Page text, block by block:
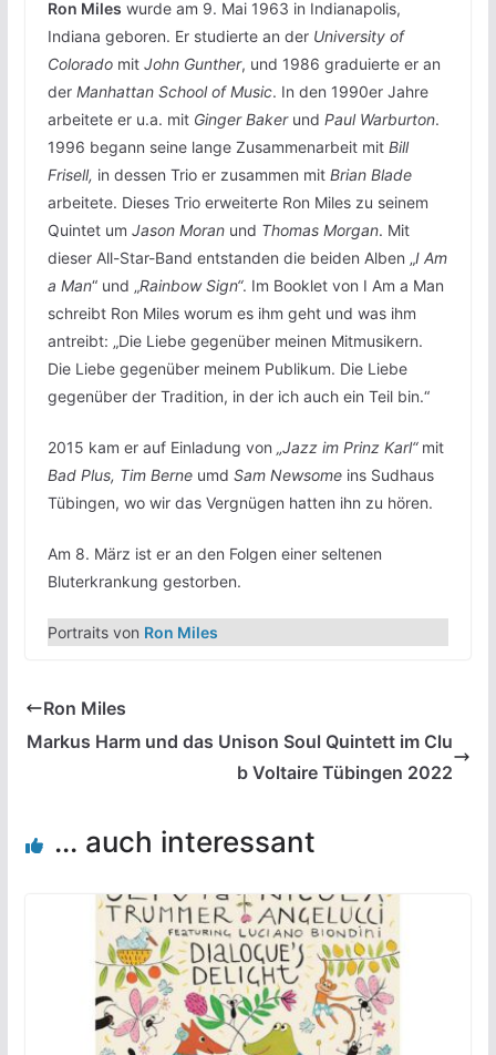
Ron Miles wurde am 9. Mai 1963 in Indianapolis,
Indiana geboren. Er studierte an der University of
Coloradomit John Gunther, und 1986 graduierte er an
der Manhattan School of Music. In den 1990er Jahre
arbeitete er u.a. mit Ginger Bakerund Paul Warburton.
1996 begann seine lange Zusammenarbeit mitBill
Frisell, in dessen Trio er zusammen mit Brian Blade
arbeitete. Dieses Trio erweiterte Ron Miles zu seinem
Quintet um Jason Moranund Thomas Morgan. Mit
dieser All-Star-Band entstanden die beiden Alben „I Am
a Man“ und „Rainbow Sign“. Im Booklet von I Am a Man
schreibt Ron Miles worum es ihm geht und was ihm
antreibt: „Die Liebe gegenüber meinen Mitmusikern.
Die Liebe gegenüber meinem Publikum. Die Liebe
gegenüber der Tradition, in der ich auch ein Teil bin.“
2015 kam er auf Einladung von „Jazz im Prinz Karl“mit
Bad Plus, Tim Berneumd Sam Newsomeins Sudhaus
Tübingen, wo wir das Vergnügen hatten ihn zu hören.
Am 8. März ist er an den Folgen einer seltenen
Bluterkrankung gestorben.
Portraits von Ron Miles
Ron Miles
Markus Harm und das Unison Soul Quintett im Clu
b Voltaire Tübingen 2022
... auch interessant